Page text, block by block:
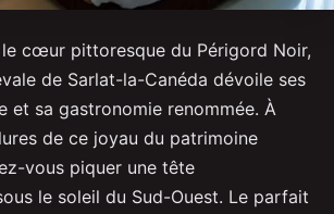
le cœur pittoresque du Périgord Noir,
de Sarlat-la-Canéda dévoile ses
et sa gastronomie renommée. À
de ce joyau du patrimoine
vous piquer une tête
le soleil du Sud-Ouest. Le parfait